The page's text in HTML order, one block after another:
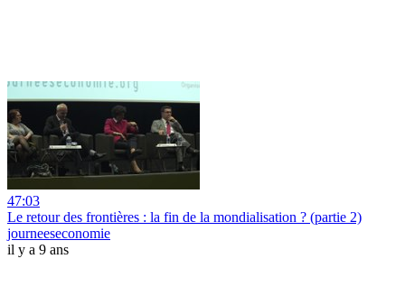
47:03
Le retour des frontières : la fin de la mondialisation ? (partie 2)
journeeseconomie
il y a 9 ans